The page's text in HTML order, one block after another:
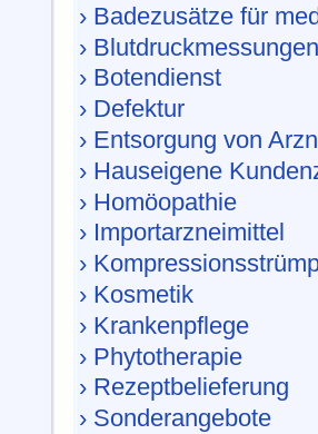
› Badezusätze für
› Blutdruckmessungen
› Botendienst
› Defektur
› Entsorgung von
› Hauseigene
› Homöopathie
› Importarzneimittel
›
› Kosmetik
› Krankenpflege
› Phytotherapie
› Rezeptbelieferung
› Sonderangebote